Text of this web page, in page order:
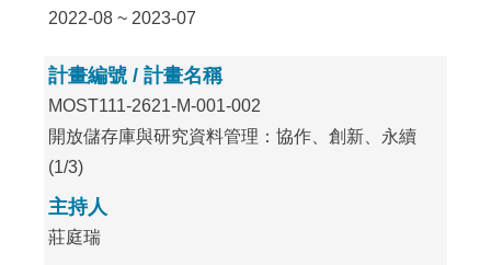
2022-08 ~ 2023-07
計畫編號 / 計畫名稱
MOST111-2621-M-001-002
開放儲存庫與研究資料管理：協作、創新、永續
(1/3)
主持人
莊庭瑞